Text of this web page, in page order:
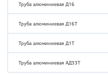
Труба алюминиевая Д16
Труба алюминиевая Д16Т
Труба алюминиевая Д1Т
Труба алюминиевая АД33Т